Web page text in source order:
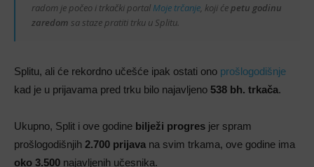
radom je počeo i trkački portal Moje trčanje , koji će petu godinu
zaredom sa staze pratiti trku u Splitu.
Splitu, ali će rekordno učešće ipak ostati ono prošlogodišnje
kad je u prijavama pred trku bilo najavljeno 538 bh. trkača.
Ukupno, Split i ove godine bilježi progres jer spram
prošlogodišnjih 2.700 prijava na svim trkama, ove godine ima
oko 3.500 najavljenih učesnika.